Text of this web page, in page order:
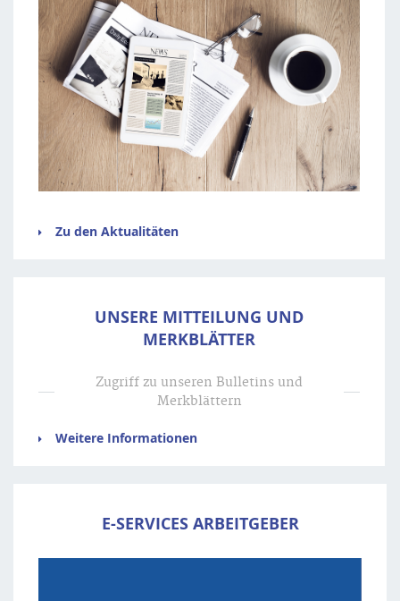
Zu den Aktualitäten
UNSERE MITTEILUNG UND
MERKBLÄTTER
Zugriff zu unseren Bulletins und
Merkblättern
Weitere Informationen
E-SERVICES ARBEITGEBER